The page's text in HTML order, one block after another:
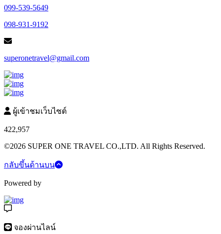
099-539-5649
098-931-9192
superonetravel@gmail.com
ผู้เข้าชมเว็บไซต์
422,957
©2026 SUPER ONE TRAVEL CO.,LTD. All Rights Reserved.
กลับขึ้นด้านบน
Powered by
จองผ่านไลน์